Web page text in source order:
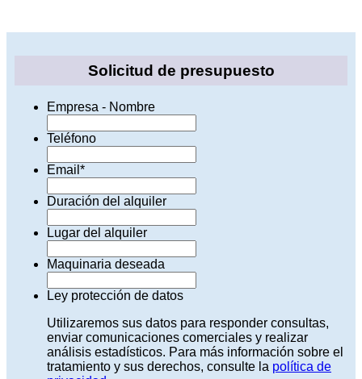
Solicitud de presupuesto
Empresa - Nombre
Teléfono
Email *
Duración del alquiler
Lugar del alquiler
Maquinaria deseada
Ley protección de datos
Utilizaremos sus datos para responder consultas,
enviar comunicaciones comerciales y realizar
análisis estadísticos. Para más información sobre el
tratamiento y sus derechos, consulte la política de